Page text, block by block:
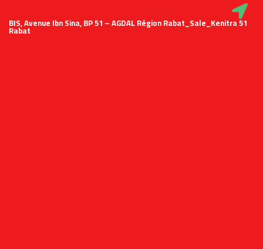
51 BIS, Avenue Ibn Sina, BP 51 – AGDAL Région Rabat_Sale_Kenitra
Rabat